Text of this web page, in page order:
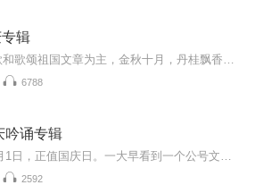
辑
6788
吟诵专辑
2592